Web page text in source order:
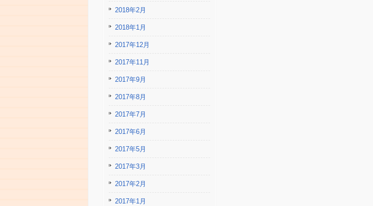
2018年2月
2018年1月
2017年12月
2017年11月
2017年9月
2017年8月
2017年7月
2017年6月
2017年5月
2017年3月
2017年2月
2017年1月